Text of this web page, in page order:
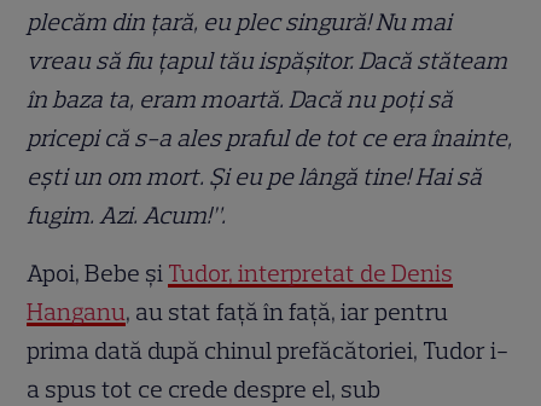
plecăm din țară, eu plec singură! Nu mai
vreau să fiu țapul tău ispășitor. Dacă stăteam
în baza ta, eram moartă. Dacă nu poți să
pricepi că s-a ales praful de tot ce era înainte,
ești un om mort. Și eu pe lângă tine! Hai să
fugim. Azi. Acum!”.
Apoi, Bebe și Tudor, interpretat de Denis
Hanganu, au stat față în față, iar pentru
prima dată după chinul prefăcătoriei, Tudor i-
a spus tot ce crede despre el, sub